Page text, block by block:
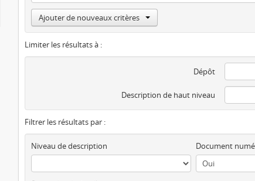
Ajouter de nouveaux critères
Limiter les résultats à :
Dépôt
Description de haut niveau
Filtrer les résultats par :
Niveau de description Document